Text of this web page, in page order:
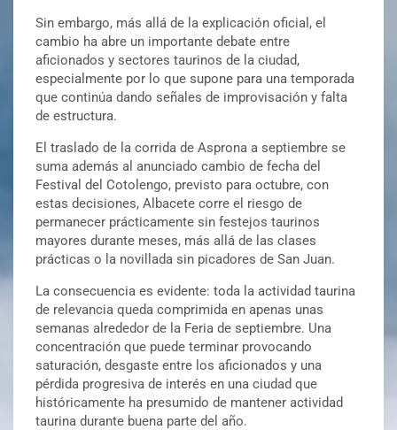
Sin embargo, más allá de la explicación oficial, el
cambio ha abre un importante debate entre
aficionados y sectores taurinos de la ciudad,
especialmente por lo que supone para una temporada
que continúa dando señales de improvisación y falta
de estructura.
El traslado de la corrida de Asprona a septiembre se
suma además al anunciado cambio de fecha del
Festival del Cotolengo, previsto para octubre, con
estas decisiones, Albacete corre el riesgo de
permanecer prácticamente sin festejos taurinos
mayores durante meses, más allá de las clases
prácticas o la novillada sin picadores de San Juan.
La consecuencia es evidente: toda la actividad taurina
de relevancia queda comprimida en apenas unas
semanas alrededor de la Feria de septiembre. Una
concentración que puede terminar provocando
saturación, desgaste entre los aficionados y una
pérdida progresiva de interés en una ciudad que
históricamente ha presumido de mantener actividad
taurina durante buena parte del año.